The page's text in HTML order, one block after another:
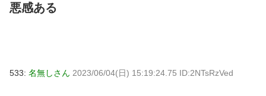
悪感ある
533: 名無しさん 2023/06/04(日) 15:19:24.75 ID:2NTsRzVed